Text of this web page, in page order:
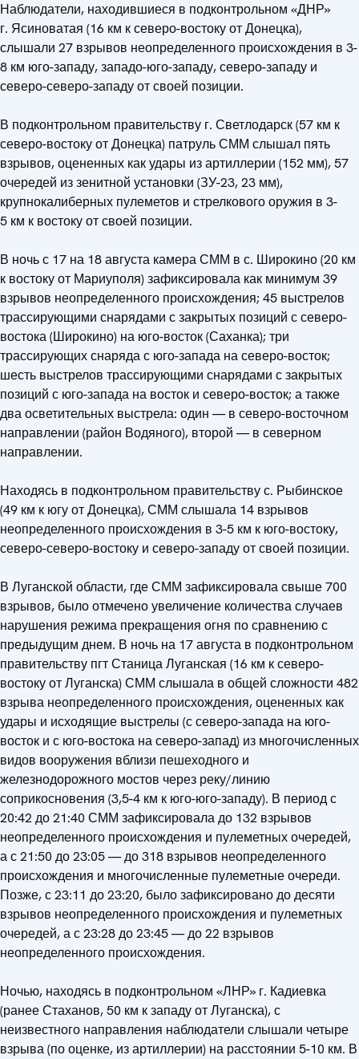
Наблюдатели, находившиеся в подконтрольном «ДНР»
г. Ясиноватая (16 км к северо-востоку от Донецка),
слышали 27 взрывов неопределенного происхождения в 3-
8 км юго-западу, западо-юго-западу, северо-западу и
северо-северо-западу от своей позиции.
В подконтрольном правительству г. Светлодарск (57 км к
северо-востоку от Донецка) патруль СММ слышал пять
взрывов, оцененных как удары из артиллерии (152 мм), 57
очередей из зенитной установки (ЗУ-23, 23 мм),
крупнокалиберных пулеметов и стрелкового оружия в 3-
5 км к востоку от своей позиции.
В ночь с 17 на 18 августа камера СММ в с. Широкино (20 км
к востоку от Мариуполя) зафиксировала как минимум 39
взрывов неопределенного происхождения; 45 выстрелов
трассирующими снарядами с закрытых позиций с северо-
востока (Широкино) на юго-восток (Саханка); три
трассирующих снаряда с юго-запада на северо-восток;
шесть выстрелов трассирующими снарядами с закрытых
позиций с юго-запада на восток и северо-восток; а также
два осветительных выстрела: один — в северо-восточном
направлении (район Водяного), второй — в северном
направлении.
Находясь в подконтрольном правительству с. Рыбинское
(49 км к югу от Донецка), СММ слышала 14 взрывов
неопределенного происхождения в 3-5 км к юго-востоку,
северо-северо-востоку и северо-западу от своей позиции.
В Луганской области, где СММ зафиксировала свыше 700
взрывов, было отмечено увеличение количества случаев
нарушения режима прекращения огня по сравнению с
предыдущим днем. В ночь на 17 августа в подконтрольном
правительству пгт Станица Луганская (16 км к северо-
востоку от Луганска) СММ слышала в общей сложности 482
взрыва неопределенного происхождения, оцененных как
удары и исходящие выстрелы (с северо-запада на юго-
восток и с юго-востока на северо-запад) из многочисленных
видов вооружения вблизи пешеходного и
железнодорожного мостов через реку/линию
соприкосновения (3,5-4 км к юго-юго-западу). В период с
20:42 до 21:40 СММ зафиксировала до 132 взрывов
неопределенного происхождения и пулеметных очередей,
а с 21:50 до 23:05 — до 318 взрывов неопределенного
происхождения и многочисленные пулеметные очереди.
Позже, с 23:11 до 23:20, было зафиксировано до десяти
взрывов неопределенного происхождения и пулеметных
очередей, а с 23:28 до 23:45 — до 22 взрывов
неопределенного происхождения.
Ночью, находясь в подконтрольном «ЛНР» г. Кадиевка
(ранее Стаханов, 50 км к западу от Луганска), с
неизвестного направления наблюдатели слышали четыре
взрыва (по оценке, из артиллерии) на расстоянии 5-10 км. В